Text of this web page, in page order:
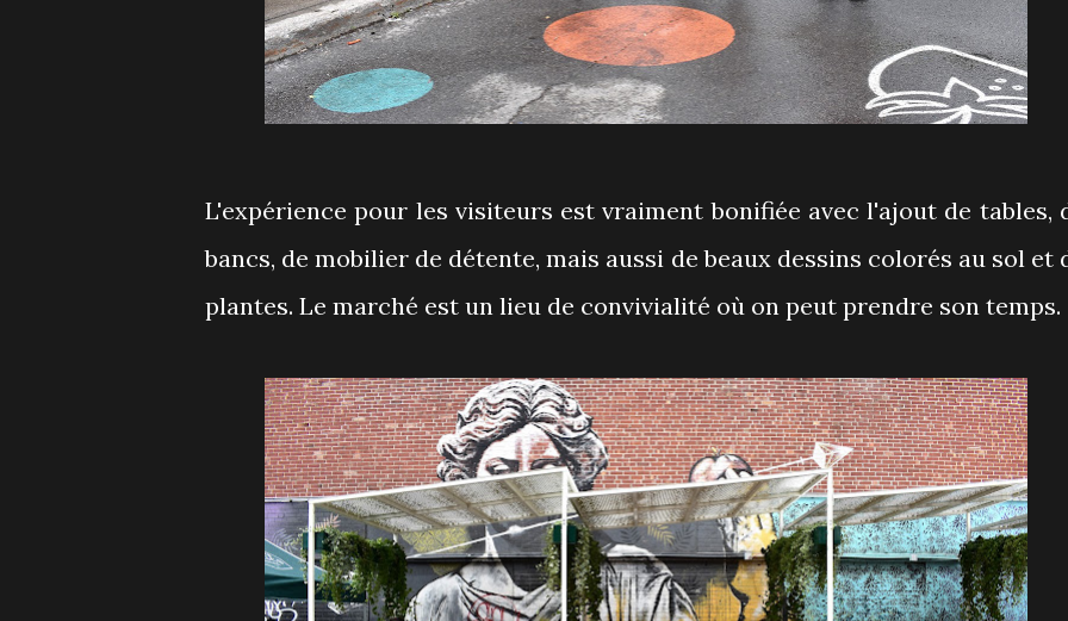
L'expérience pour les visiteurs est vraiment bonifiée avec l'ajout de tables,
bancs, de mobilier de détente, mais aussi de beaux dessins colorés au sol et
plantes. Le marché est un lieu de convivialité où on peut prendre son temps.